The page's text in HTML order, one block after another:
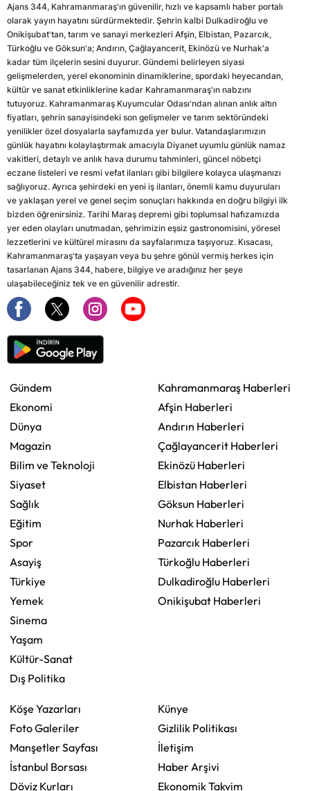
Ajans 344, Kahramanmaraş'ın güvenilir, hızlı ve kapsamlı haber portalı
olarak yayın hayatını sürdürmektedir. Şehrin kalbi Dulkadiroğlu ve
Onikişubat'tan, tarım ve sanayi merkezleri Afşin, Elbistan, Pazarcık,
Türkoğlu ve Göksun'a; Andırın, Çağlayancerit, Ekinözü ve Nurhak'a
kadar tüm ilçelerin sesini duyurur. Gündemi belirleyen siyasi
gelişmelerden, yerel ekonominin dinamiklerine, spordaki heyecandan,
kültür ve sanat etkinliklerine kadar Kahramanmaraş'ın nabzını
tutuyoruz. Kahramanmaraş Kuyumcular Odası'ndan alınan anlık altın
fiyatları, şehrin sanayisindeki son gelişmeler ve tarım sektöründeki
yenilikler özel dosyalarla sayfamızda yer bulur. Vatandaşlarımızın
günlük hayatını kolaylaştırmak amacıyla Diyanet uyumlu günlük namaz
vakitleri, detaylı ve anlık hava durumu tahminleri, güncel nöbetçi
eczane listeleri ve resmi vefat ilanları gibi bilgilere kolayca ulaşmanızı
sağlıyoruz. Ayrıca şehirdeki en yeni iş ilanları, önemli kamu duyuruları
ve yaklaşan yerel ve genel seçim sonuçları hakkında en doğru bilgiyi ilk
bizden öğrenirsiniz. Tarihi Maraş depremi gibi toplumsal hafızamızda
yer eden olayları unutmadan, şehrimizin eşsiz gastronomisini, yöresel
lezzetlerini ve kültürel mirasını da sayfalarımıza taşıyoruz. Kısacası,
Kahramanmaraş'ta yaşayan veya bu şehre gönül vermiş herkes için
tasarlanan Ajans 344, habere, bilgiye ve aradığınız her şeye
ulaşabileceğiniz tek ve en güvenilir adrestir.
Gündem
Ekonomi
Dünya
Magazin
Bilim ve Teknoloji
Siyaset
Sağlık
Eğitim
Spor
Asayiş
Türkiye
Yemek
Sinema
Yaşam
Kültür-Sanat
Dış Politika
Kahramanmaraş Haberleri
Afşin Haberleri
Andırın Haberleri
Çağlayancerit Haberleri
Ekinözü Haberleri
Elbistan Haberleri
Göksun Haberleri
Nurhak Haberleri
Pazarcık Haberleri
Türkoğlu Haberleri
Dulkadiroğlu Haberleri
Onikişubat Haberleri
Köşe Yazarları
Foto Galeriler
Manşetler Sayfası
İstanbul Borsası
Döviz Kurları
Künye
Gizlilik Politikası
İletişim
Haber Arşivi
Ekonomik Takvim